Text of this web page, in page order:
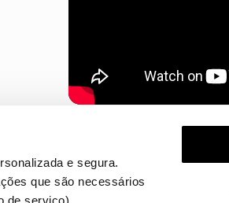
e segura.
que são necessários